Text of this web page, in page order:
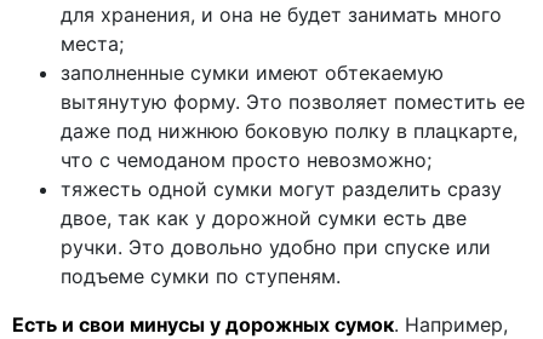
для хранения, и она не будет занимать много
места;
заполненные сумки имеют обтекаемую
вытянутую форму. Это позволяет поместить ее
даже под нижнюю боковую полку в плацкарте,
что с чемоданом просто невозможно;
тяжесть одной сумки могут разделить сразу
двое, так как у дорожной сумки есть две
ручки. Это довольно удобно при спуске или
подъеме сумки по ступеням.
Есть и свои минусы у дорожных сумок. Например,